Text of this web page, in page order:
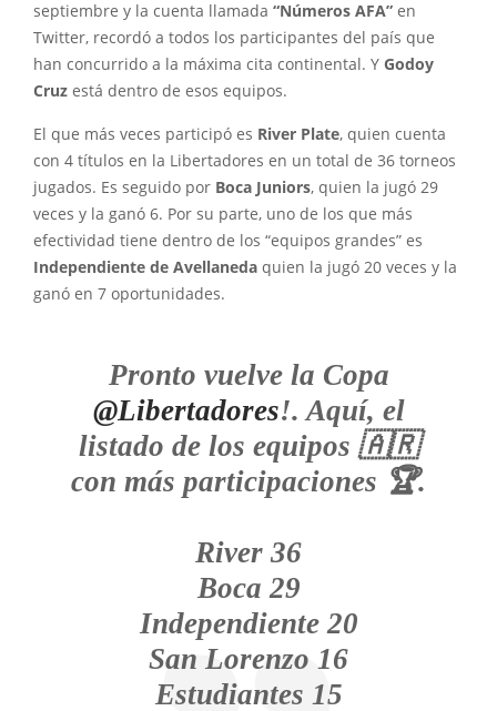
septiembre y la cuenta llamada “Números AFA” en
Twitter, recordó a todos los participantes del país que
han concurrido a la máxima cita continental. Y Godoy
Cruz está dentro de esos equipos.
El que más veces participó es River Plate, quien cuenta
con 4 títulos en la Libertadores en un total de 36 torneos
jugados. Es seguido por Boca Juniors, quien la jugó 29
veces y la ganó 6. Por su parte, uno de los que más
efectividad tiene dentro de los “equipos grandes” es
Independiente de Avellaneda quien la jugó 20 veces y la
ganó en 7 oportunidades.
Pronto vuelve la Copa
@Libertadores!. Aquí, el
listado de los equipos 🇦🇷
con más participaciones 🏆.
River 36
Boca 29
Independiente 20
San Lorenzo 16
Estudiantes 15